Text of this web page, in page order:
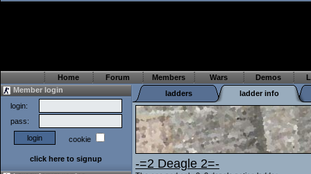
Home Forum Members Wars Demos
Member login
login:
pass:
cookie
click here to signup
ladders ladder info
-=2 Deagle 2=-